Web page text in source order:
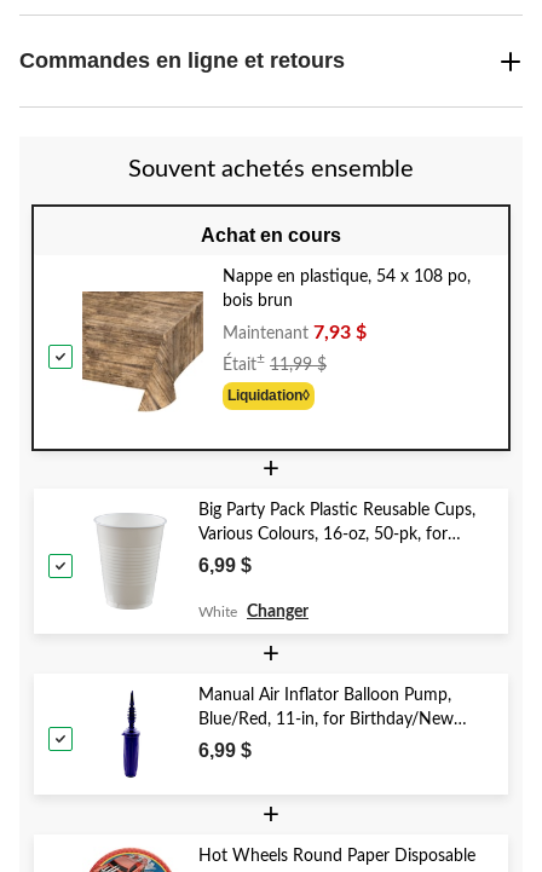
Commandes en ligne et retours
Souvent achetés ensemble
Achat en cours
Nappe en plastique, 54 x 108 po,
bois brun
Maintenant 7,93 $
Était± 11,99 $
Liquidation◊
+
Big Party Pack Plastic Reusable Cups,
Various Colours, 16-oz, 50-pk, for
Christmas/Thanksgiving/New Year's
6,99 $
White Changer
+
Manual Air Inflator Balloon Pump,
Blue/Red, 11-in, for Birthday/New
Year's Eve/Graduation/Baby
6,99 $
+
Hot Wheels Round Paper Disposable